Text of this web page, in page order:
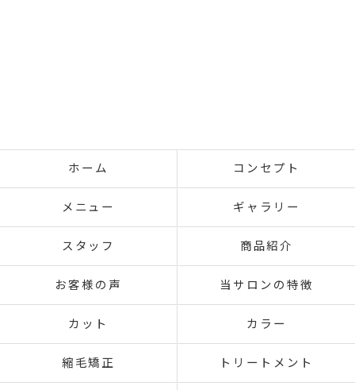
ホーム コンセプト
メニュー ギャラリー
スタッフ 商品紹介
お客様の声 当サロンの特徴
カット カラー
縮毛矯正 トリートメント